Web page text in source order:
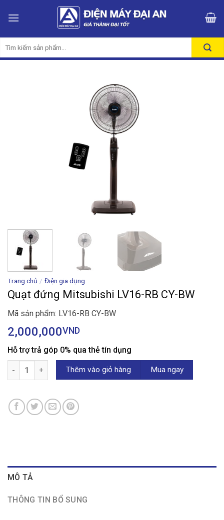
kiếm:
Trang chủ / Điện gia dụng
Quạt đứng Mitsubishi LV16-RB CY-BW
Mã sản phẩm: LV16-RB CY-BW
2,000,000VND
Hỗ trợ trả góp 0% qua thẻ tín dụng
Quạt đứng Mitsubishi LV16-RB CY-BW số lượng
Thêm vào giỏ hàng Mua ngay
MÔ TẢ
THÔNG TIN BỔ SUNG